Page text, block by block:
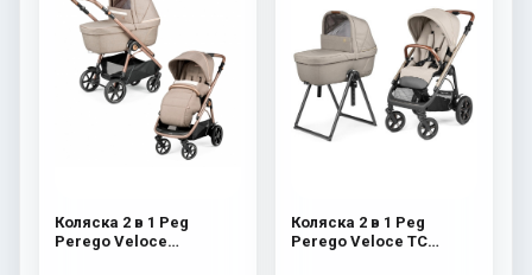
Коляска 2 в 1 Peg
Perego Veloce
Коляска 2 в 1 Peg
Perego Veloce TC